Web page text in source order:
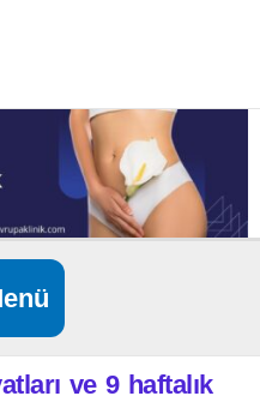
ve 9 haftalık